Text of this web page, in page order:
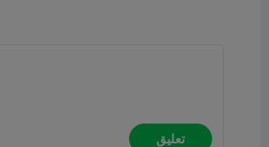
تعليق